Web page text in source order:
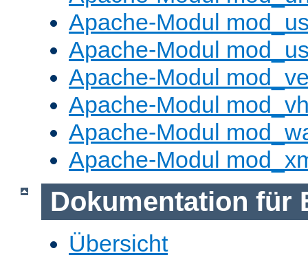
Apache-Modul
Apache-Modul
Apache-Modul
Apache-Modul
Apache-Modul
Apache-Modul
Dokumentation für
Übersicht